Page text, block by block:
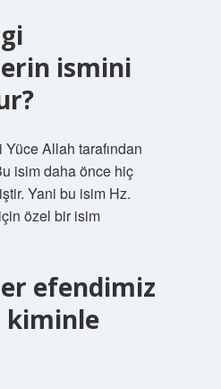
ismini
Yüce Allah tarafından
isim daha önce hiç
Yani bu isim Hz.
özel bir isim
efendimiz
kiminle